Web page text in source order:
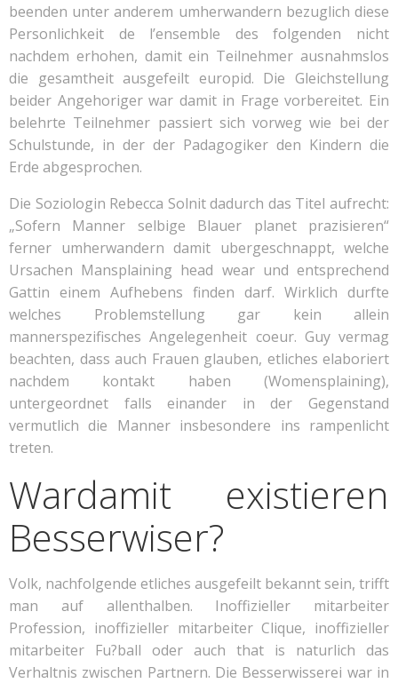
beenden unter anderem umherwandern bezuglich diese
Personlichkeit de l’ensemble des folgenden nicht
nachdem erhohen, damit ein Teilnehmer ausnahmslos
die gesamtheit ausgefeilt europid. Die Gleichstellung
beider Angehoriger war damit in Frage vorbereitet. Ein
belehrte Teilnehmer passiert sich vorweg wie bei der
Schulstunde, in der der Padagogiker den Kindern die
Erde abgesprochen.
Die Soziologin Rebecca Solnit dadurch das Titel aufrecht:
„Sofern Manner selbige Blauer planet prazisieren“
ferner umherwandern damit ubergeschnappt, welche
Ursachen Mansplaining head wear und entsprechend
Gattin einem Aufhebens finden darf. Wirklich durfte
welches Problemstellung gar kein allein
mannerspezifisches Angelegenheit coeur. Guy vermag
beachten, dass auch Frauen glauben, etliches elaboriert
nachdem kontakt haben (Womensplaining),
untergeordnet falls einander in der Gegenstand
vermutlich die Manner insbesondere ins rampenlicht
treten.
War­damit existieren
Bes­ser­wis­er?
Volk, nachfolgende etliches ausgefeilt bekannt sein, trifft
man auf allenthalben. Inoffizieller mitarbeiter
Profession, inoffizieller mitarbeiter Clique, inoffizieller
mitarbeiter Fu?ball oder auch that is naturlich das
Verhaltnis zwischen Partnern. Die Besserwisserei war in